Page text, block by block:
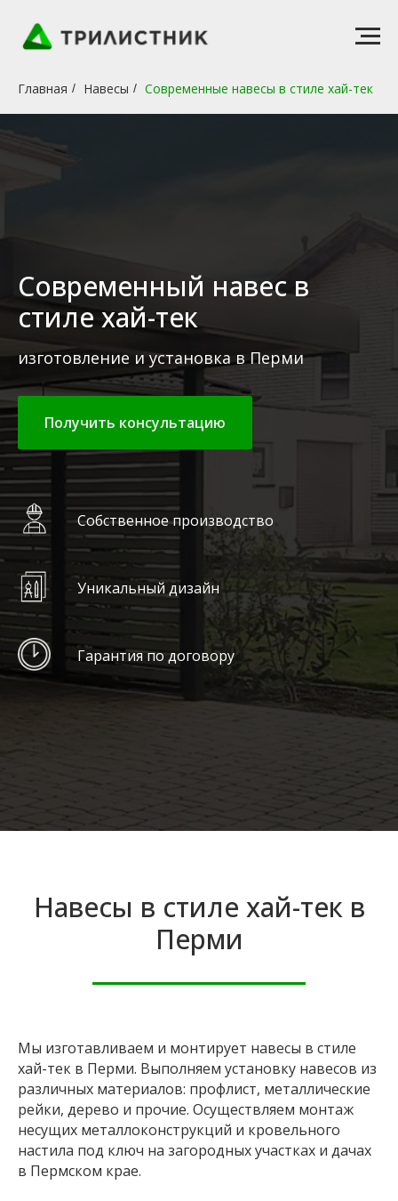
Главная / Навесы / Современные навесы в стиле хай-тек
Современный навес в
стиле хай-тек
изготовление и установка в Перми
Получить консультацию
Собственное производство
Уникальный дизайн
Гарантия по договору
Навесы в стиле хай-тек в
Перми
Мы изготавливаем и монтирует навесы в стиле
хай-тек в Перми. Выполняем установку навесов из
различных материалов: профлист, металлические
рейки, дерево и прочие. Осуществляем монтаж
несущих металлоконструкций и кровельного
настила под ключ на загородных участках и дачах
в Пермском крае.